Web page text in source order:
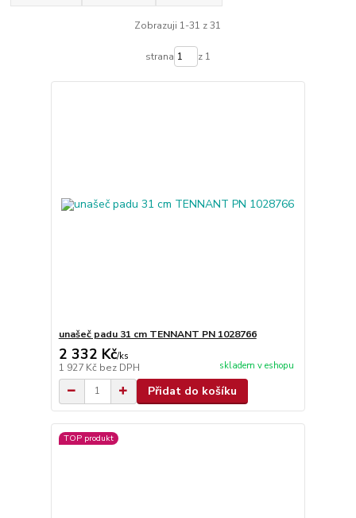
Zobrazuji 1-31 z 31
strana z 1
unašeč padu 31 cm TENNANT PN 1028766
2 332 Kč/ks
1 927 Kč bez DPH skladem v eshopu
Přidat do košíku
TOP produkt